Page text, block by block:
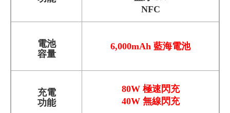
NFC
電池
容量
6,000mAh 藍海電池
充電
功能
80W 極速閃充
40W 無線閃充